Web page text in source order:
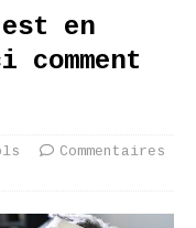
en
Commentaires